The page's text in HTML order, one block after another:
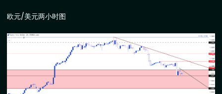
欧元/美元两小时图